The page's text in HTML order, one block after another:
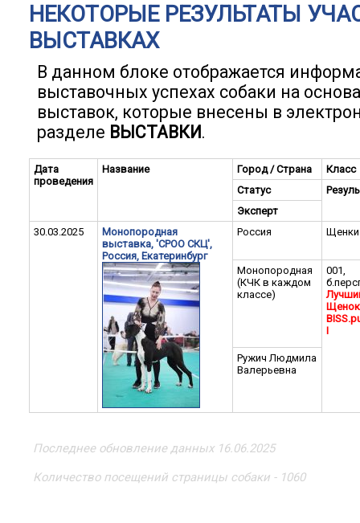
НЕКОТОРЫЕ РЕЗУЛЬТАТЫ
ВЫСТАВКАХ
В данном блоке отображается
выставочных успехах собаки на
выставок, которые внесены в
разделе ВЫСТАВКИ.
Дата
проведения
Название Город / Страна
Класс
Статус
Эксперт
30.03.2025
Монопородная
выставка, 'СРОО СКЦ',
Россия, Екатеринбург
Россия Щенки
Монопородная
(КЧК в каждом
классе)
001,
Щенок
I
Ружич Людмила
Валерьевна
Последнее обновление данных 16.06.2025
Количество посещений страницы собаки - 1060